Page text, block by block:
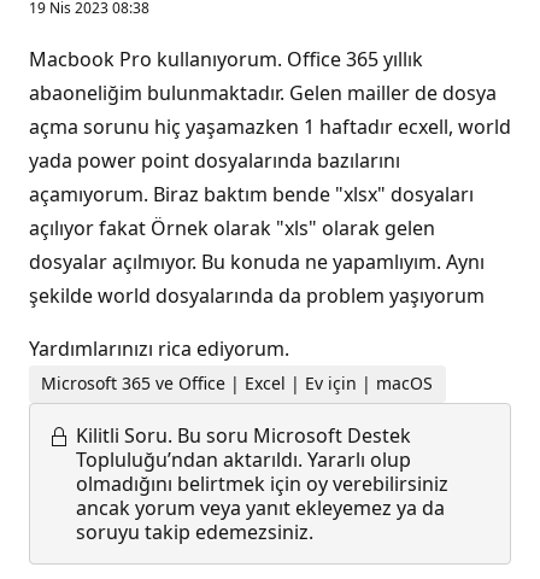
19 Nis 2023 08:38
Macbook Pro kullanıyorum. Office 365 yıllık
abaoneliğim bulunmaktadır. Gelen mailler de dosya
açma sorunu hiç yaşamazken 1 haftadır ecxell, world
yada power point dosyalarında bazılarını
açamıyorum. Biraz baktım bende "xlsx" dosyaları
açılıyor fakat Örnek olarak "xls" olarak gelen
dosyalar açılmıyor. Bu konuda ne yapamlıyım. Aynı
şekilde world dosyalarında da problem yaşıyorum
Yardımlarınızı rica ediyorum.
Microsoft 365 ve Office | Excel | Ev için | macOS
Kilitli Soru. Bu soru Microsoft Destek
Topluluğu’ndan aktarıldı. Yararlı olup
olmadığını belirtmek için oy verebilirsiniz
ancak yorum veya yanıt ekleyemez ya da
soruyu takip edemezsiniz.